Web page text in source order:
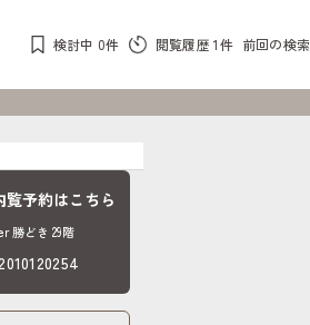
検討中 0件 閲覧履歴1件 前回の検索
予約はこちら
勝どき 29階